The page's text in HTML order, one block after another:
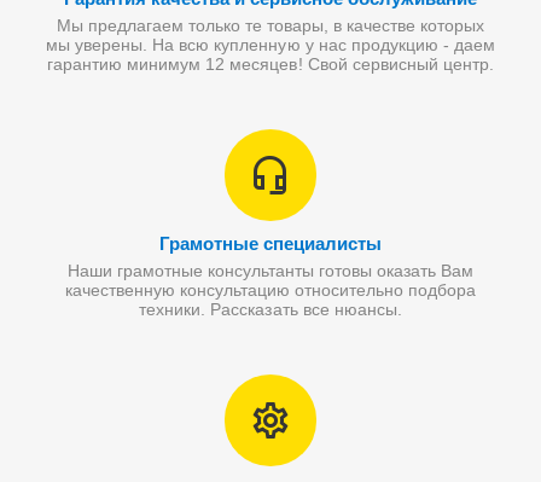
Мы предлагаем только те товары, в качестве которых
мы уверены. На всю купленную у нас продукцию - даем
гарантию минимум 12 месяцев! Свой сервисный центр.
Грамотные специалисты
Наши грамотные консультанты готовы оказать Вам
качественную консультацию относительно подбора
техники. Рассказать все нюансы.